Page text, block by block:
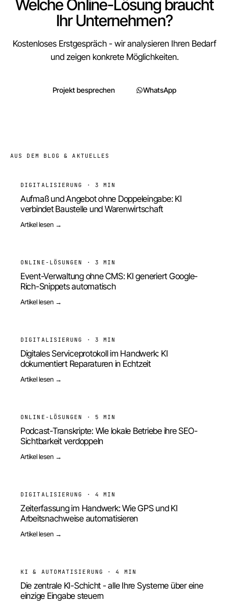
Welche Online-Lösung braucht
Ihr Unternehmen?
Kostenloses Erstgespräch - wir analysieren Ihren Bedarf
und zeigen konkrete Möglichkeiten.
Projekt besprechen WhatsApp
AUS DEM BLOG & AKTUELLES
DIGITALISIERUNG · 3 MIN
Aufmaß und Angebot ohne Doppeleingabe: KI
verbindet Baustelle und Warenwirtschaft
Artikel lesen →
ONLINE-LÖSUNGEN · 3 MIN
Event-Verwaltung ohne CMS: KI generiert Google-
Rich-Snippets automatisch
Artikel lesen →
DIGITALISIERUNG · 3 MIN
Digitales Serviceprotokoll im Handwerk: KI
dokumentiert Reparaturen in Echtzeit
Artikel lesen →
ONLINE-LÖSUNGEN · 5 MIN
Podcast-Transkripte: Wie lokale Betriebe ihre SEO-
Sichtbarkeit verdoppeln
Artikel lesen →
DIGITALISIERUNG · 4 MIN
Zeiterfassung im Handwerk: Wie GPS und KI
Arbeitsnachweise automatisieren
Artikel lesen →
KI & AUTOMATISIERUNG ·4 MIN
Die zentrale KI-Schicht - alle Ihre Systeme über eine
einzige Eingabe steuern